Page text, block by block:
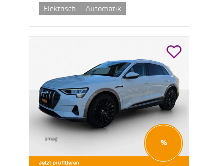
Elektrisch Automatik
Jetzt profitieren
%